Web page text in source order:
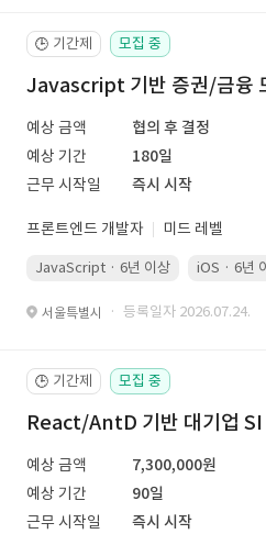
🕒 기간제 모집 중
Javascript 기반 증권/금융
예상 금액
협의 후 결정
예상 기간
180일
근무 시작일
즉시 시작
프론트엔드 개발자 미드 레벨
JavaScript · 6년 이상 iOS · 6년
서울특별시 · 등록일자 2026.07.24.
🕒 기간제 모집 중
React/AntD 기반 대기업 SI
예상 금액
7,300,000원
예상 기간
90일
근무 시작일
즉시 시작